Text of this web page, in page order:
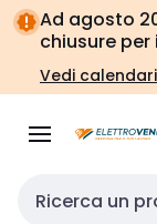
Vai alla
navigazione
Vai
alla
Ad agosto
chiusure
Vedi
Cerca input